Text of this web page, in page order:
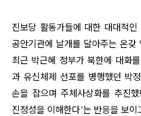
진보당 활동가들에 대한 대대적
공안기관에 날개를 달아주는 온
최근 박근혜 정부가 북한에 대화
과 유신체제 선포를 병행했던 박
손을 잡으며 주체사상화를 추진
진정성을 이해한다’는 반응을 보이